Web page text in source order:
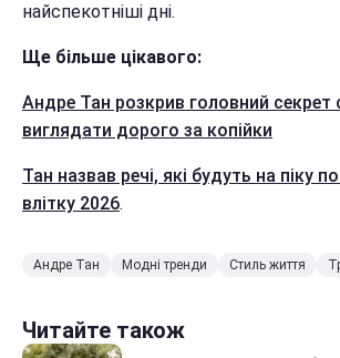
найспекотніші дні.
Ще більше цікавого:
Андре Тан розкрив головний секрет
виглядати дорого за копійки
Тан назвав речі, які будуть на піку
влітку 2026.
Андре Тан Модні тренди Стиль життя
Читайте також